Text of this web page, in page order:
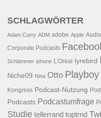
SCHLAGWÖRTER
Adam Curry ADM adobe Apple
Corporate Podcasts
Schlämmer iphone L'Oreal lyrebird
Niche09 Nina Otto Playboy
Kongress Podcast-Nutzung
Podcasts Podcastumfrage
Studie tellerrand toptrnd